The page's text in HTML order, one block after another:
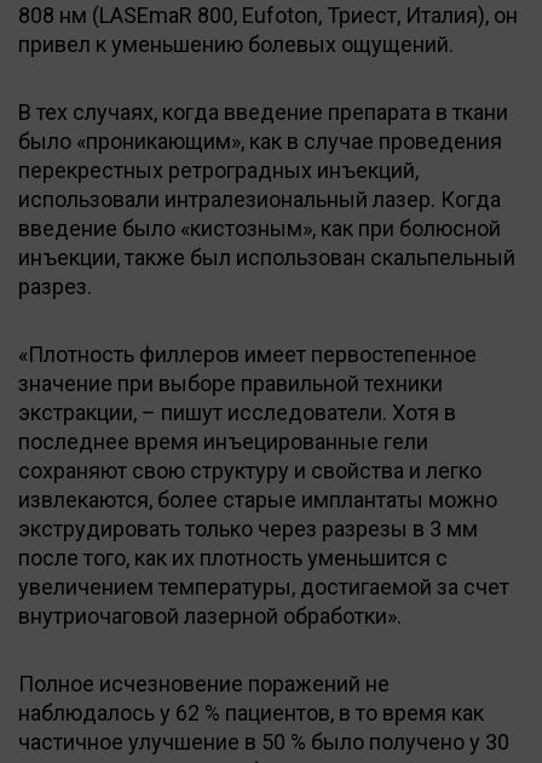
808 нм (LASEmaR 800, Eufoton, Триест, Италия), он
привел к уменьшению болевых ощущений.
В тех случаях, когда введение препарата в ткани
было «проникающим», как в случае проведения
перекрестных ретроградных инъекций,
использовали интралезиональный лазер. Когда
введение было «кистозным», как при болюсной
инъекции, также был использован скальпельный
разрез.
«Плотность филлеров имеет первостепенное
значение при выборе правильной техники
экстракции, – пишут исследователи. Хотя в
последнее время инъецированные гели
сохраняют свою структуру и свойства и легко
извлекаются, более старые имплантаты можно
экструдировать только через разрезы в 3 мм
после того, как их плотность уменьшится с
увеличением температуры, достигаемой за счет
внутриочаговой лазерной обработки».
Полное исчезновение поражений не
наблюдалось у 62 % пациентов, в то время как
частичное улучшение в 50 % было получено у 30